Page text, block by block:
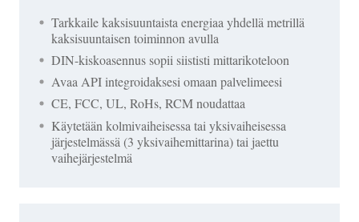
Tarkkaile kaksisuuntaista energiaa yhdellä metrillä
kaksisuuntaisen toiminnon avulla
DIN-kiskoasennus sopii siististi mittarikoteloon
Avaa API integroidaksesi omaan palvelimeesi
CE, FCC, UL, RoHs, RCM noudattaa
Käytetään kolmivaiheisessa tai yksivaiheisessa
järjestelmässä (3 yksivaihemittarina) tai jaettu
vaihejärjestelmä